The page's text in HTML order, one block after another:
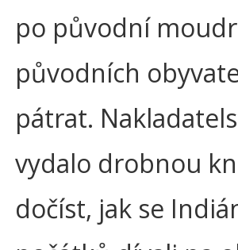
po původní
původních
pátrat.
vydalo drobnou
dočíst, jak se